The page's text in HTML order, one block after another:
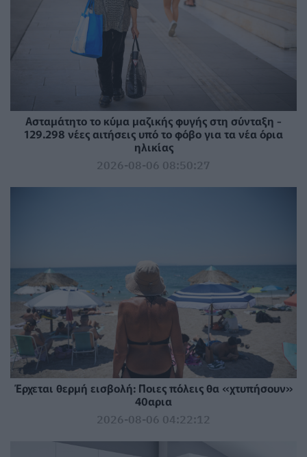
Ασταμάτητο το κύμα μαζικής φυγής στη σύνταξη -
129.298 νέες αιτήσεις υπό το φόβο για τα νέα όρια
ηλικίας
2026-08-06 08:50:27
Έρχεται θερμή εισβολή: Ποιες πόλεις θα «χτυπήσουν»
40αρια
2026-08-06 04:22:12